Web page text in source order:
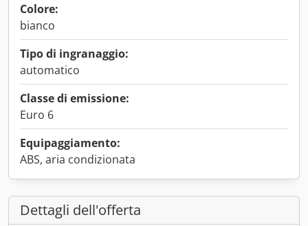
Colore:
bianco
Tipo di ingranaggio:
automatico
Classe di emissione:
Euro 6
Equipaggiamento:
ABS, aria condizionata
Dettagli dell'offerta